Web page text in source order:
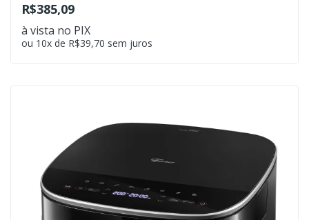
R$385,09
à vista no PIX
ou 10x de R$39,70 sem juros